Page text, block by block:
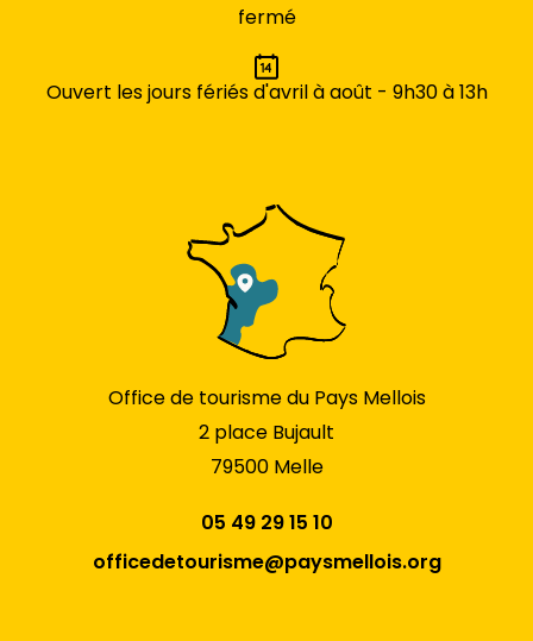
fermé
Ouvert les jours fériés d'avril à août - 9h30 à 13h
Office de tourisme du Pays Mellois
2 place Bujault
79500 Melle
05 49 29 15 10
officedetourisme@paysmellois.org